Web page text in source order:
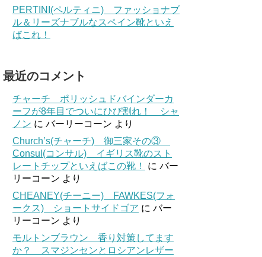
PERTINI(ペルティニ) ファッショナブ
ル＆リーズナブルなスペイン靴といえ
ばこれ！
最近のコメント
チャーチ ポリッシュドバインダーカ
ーフが8年目でついにひび割れ！ シャ
ノン に バーリーコーン より
Church’s(チャーチ) 御三家その③
Consul(コンサル) イギリス靴のスト
レートチップといえばこの靴！
に バー
リーコーン より
CHEANEY(チーニー) FAWKES(フォ
ークス) ショートサイドゴア に バー
リーコーン より
モルトンブラウン 香り対策してます
か？ スマジンセンとロシアンレザー